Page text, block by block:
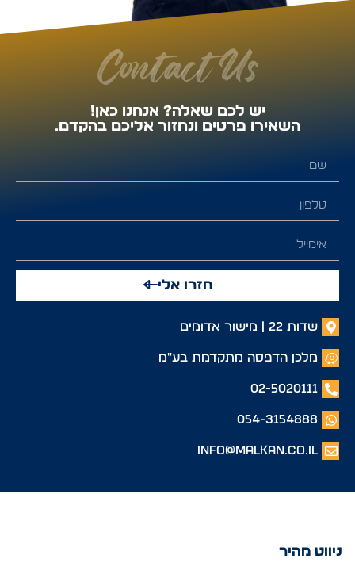
Contact Us
יש לכם שאלה? אנחנו כאן!
השאירו פרטים ונחזור אליכם בהקדם.
חזרו אלי
שדות 22 | מישור אדומים
מלכן הדפסה מתקדמת בע"מ
02-5020111
054-3154888
info@malkan.co.il
ניווט מהיר